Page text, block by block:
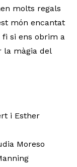
molts regals
món encantat
si ens obrim a
la màgia del
i Esther
Moreso